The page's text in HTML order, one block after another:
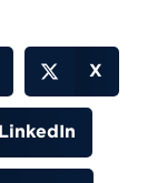
X
LinkedIn